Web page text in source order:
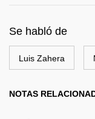
Se habló de
Luis Zahera
NOTAS